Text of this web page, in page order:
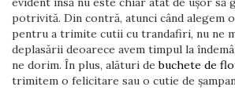
potrivită. Din contră, atunci când alegem
pentru a trimite cutii cu trandafiri, nu ne
deplasării deoarece avem timpul la
ne dorim. În plus, alături debuchete de
trimitem o felicitare sau o cutie de